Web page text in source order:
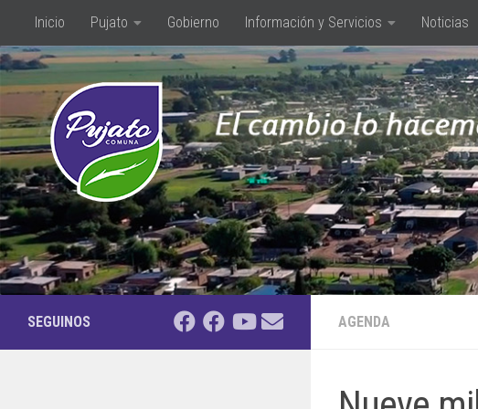
Saltar al contenido
Inicio Pujato Gobierno Información y Servicios Noticias
AGENDA
SEGUINOS